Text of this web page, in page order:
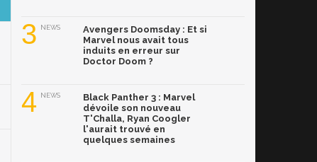
3 NEWS
Avengers Doomsday : Et si
Marvel nous avait tous
induits en erreur sur
Doctor Doom ?
4 NEWS
Black Panther 3 : Marvel
dévoile son nouveau
T'Challa, Ryan Coogler
l'aurait trouvé en
quelques semaines